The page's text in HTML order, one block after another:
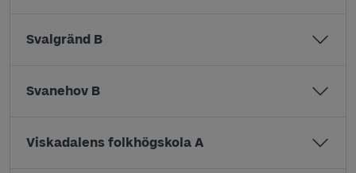
Svalgränd B
Svanehov B
Viskadalens folkhögskola A